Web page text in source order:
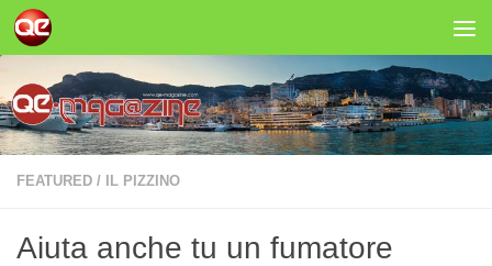
Salta al contenuto
FEATURED / IL PIZZINO
Aiuta anche tu un fumatore